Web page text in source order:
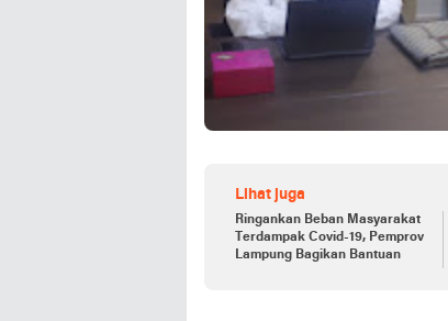
Lihat juga
Ringankan Beban Masyarakat
Terdampak Covid-19, Pemprov
Lampung Bagikan Bantuan